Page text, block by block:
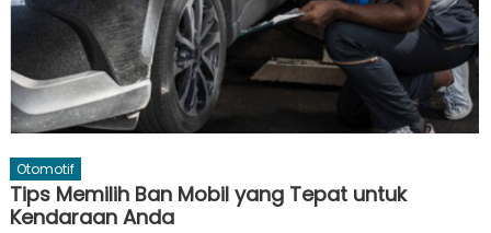
Otomotif
Tips Memilih Ban Mobil yang Tepat untuk
Kendaraan Anda